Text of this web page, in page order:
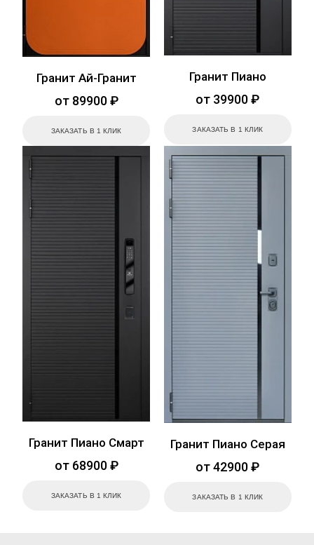
Гранит Ай-Гранит
от 89900 ₽
ЗАКАЗАТЬ В 1 КЛИК
Гранит Пиано
от 39900 ₽
ЗАКАЗАТЬ В 1 КЛИК
Гранит Пиано Смарт
от 68900 ₽
ЗАКАЗАТЬ В 1 КЛИК
Гранит Пиано Серая
от 42900 ₽
ЗАКАЗАТЬ В 1 КЛИК